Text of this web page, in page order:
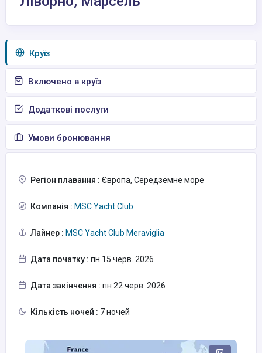
Круїз
Включено в круїз
Додаткові послуги
Умови бронювання
Регіон плавання : Європа, Середземне море
Компанія : MSC Yacht Club
Лайнер : MSC Yacht Club Meraviglia
Дата початку : пн 15 черв. 2026
Дата закінчення : пн 22 черв. 2026
Кількість ночей : 7 ночей